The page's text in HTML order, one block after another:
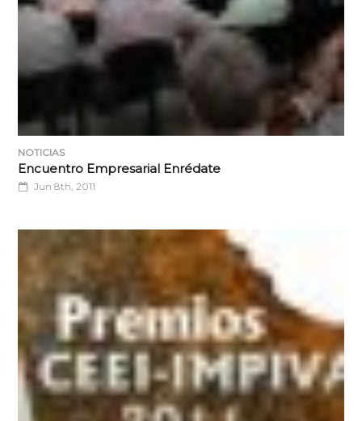
NOTICIAS
Encuentro Empresarial Enrédate
Jun 8th, 2011